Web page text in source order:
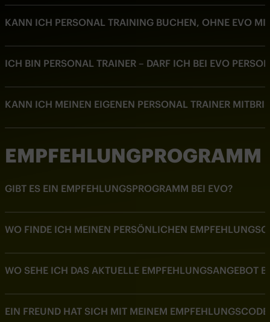
KANN ICH PERSONAL TRAINING BUCHEN, OHNE EVO
ICH BIN PERSONAL TRAINER – DARF ICH BEI EVO
KANN ICH MEINEN EIGENEN PERSONAL TRAINER
EMPFEHLUNGPROGRAMM
GIBT ES EIN EMPFEHLUNGSPROGRAMM BEI EVO?
WO FINDE ICH MEINEN PERSÖNLICHEN
WO SEHE ICH DAS AKTUELLE EMPFEHLUNGSANGEBOT
EIN FREUND HAT SICH MIT MEINEM